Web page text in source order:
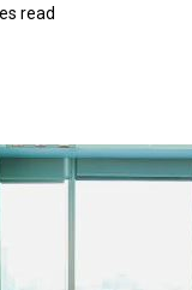
read